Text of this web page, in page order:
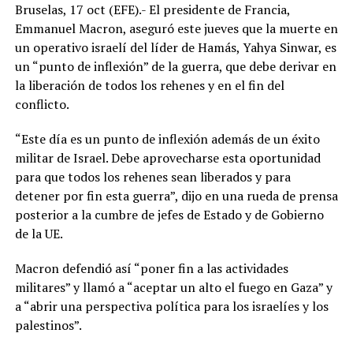
Bruselas, 17 oct (EFE).- El presidente de Francia,
Emmanuel Macron, aseguró este jueves que la muerte en
un operativo israelí del líder de Hamás, Yahya Sinwar, es
un “punto de inflexión” de la guerra, que debe derivar en
la liberación de todos los rehenes y en el fin del
conflicto.
“Este día es un punto de inflexión además de un éxito
militar de Israel. Debe aprovecharse esta oportunidad
para que todos los rehenes sean liberados y para
detener por fin esta guerra”, dijo en una rueda de prensa
posterior a la cumbre de jefes de Estado y de Gobierno
de la UE.
Macron defendió así “poner fin a las actividades
militares” y llamó a “aceptar un alto el fuego en Gaza” y
a “abrir una perspectiva política para los israelíes y los
palestinos”.